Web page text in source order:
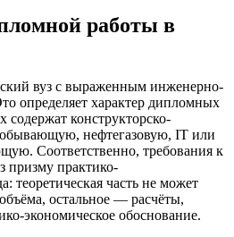
работы в
вуз с выраженным инженерно-
определяет характер дипломных
содержат конструкторско-
нефтегазовую, IT или
Соответственно, требования к
призму практико-
теоретическая часть не может
остальное — расчёты,
экономическое обоснование.